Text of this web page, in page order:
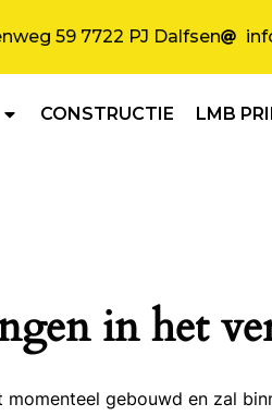
59 7722 PJ Dalfsen
CONSTRUCTIE LMB
in het
gebouwd en zal